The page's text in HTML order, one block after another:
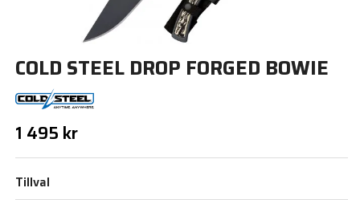
COLD STEEL DROP FORGED BOWIE
1 495 kr
Tillval